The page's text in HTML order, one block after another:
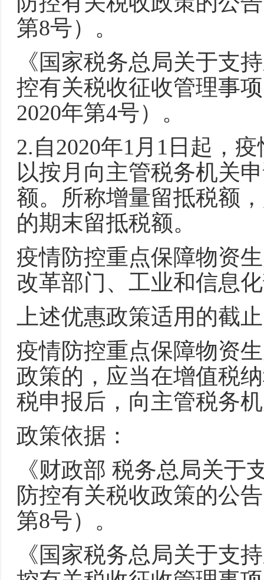
第8号）。
《国家税务总局关于支
控有关税收征收管理事
2020年第4号）。
2.自2020年1月1日起，
以按月向主管税务机关
额。所称增量留抵税额
的期末留抵税额。
疫情防控重点保障物资
改革部门、工业和信息
上述优惠政策适用的截
疫情防控重点保障物资
政策的，应当在增值税
税申报后，向主管税务
政策依据：
《财政部 税务总局关于
防控有关税收政策的公
第8号）。
《国家税务总局关于支